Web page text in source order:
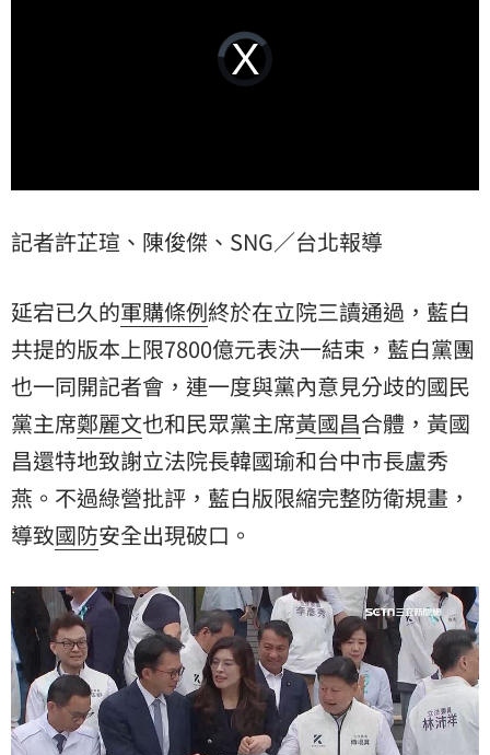
Video
Player
loading.
記者許芷瑄、陳俊傑、SNG／台北報導
延宕已久的軍購條例終於在立院三讀通過，藍白
共提的版本上限7800億元表決一結束，藍白黨團
也一同開記者會，連一度與黨內意見分歧的國民
黨主席鄭麗文也和民眾黨主席黃國昌合體，黃國
昌還特地致謝立法院長韓國瑜和台中市長盧秀
燕。不過綠營批評，藍白版限縮完整防衛規畫，
導致國防安全出現破口。